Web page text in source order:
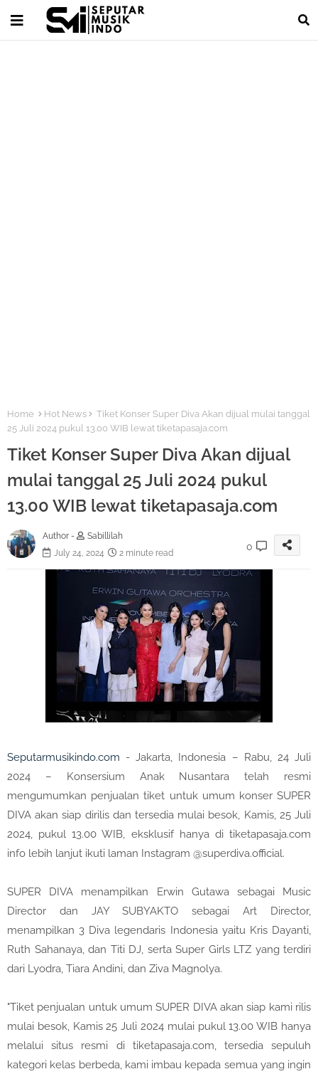
Home Hot News
Tiket Konser Super Diva Akan dijual mulai tanggal
25 Juli 2024 pukul 13.00 WIB lewat tiketapasaja.com
Tiket Konser Super Diva Akan dijual
mulai tanggal 25 Juli 2024 pukul
13.00 WIB lewat tiketapasaja.com
Author -
Sabillilah
July 24, 2024
2 minute read
0
Seputarmusikindo.com - Jakarta, Indonesia – Rabu, 24 Juli
2024 – Konsersium Anak Nusantara telah resmi
mengumumkan penjualan tiket untuk umum konser SUPER
DIVA akan siap dirilis dan tersedia mulai besok, Kamis, 25 Juli
2024, pukul 13.00 WIB, eksklusif hanya di tiketapasaja.com
info lebih lanjut ikuti laman Instagram @superdiva.official.
SUPER DIVA menampilkan Erwin Gutawa sebagai Music
Director dan JAY SUBYAKTO sebagai Art Director,
menampilkan 3 Diva legendaris Indonesia yaitu Kris Dayanti,
Ruth Sahanaya, dan Titi DJ, serta Super Girls LTZ yang terdiri
dari Lyodra, Tiara Andini, dan Ziva Magnolya.
"Tiket penjualan untuk umum SUPER DIVA akan siap kami rilis
mulai besok, Kamis 25 Juli 2024 mulai pukul 13.00 WIB hanya
melalui situs resmi di tiketapasaja.com, tersedia sepuluh
kategori kelas berbeda, kami imbau kepada semua yang ingin